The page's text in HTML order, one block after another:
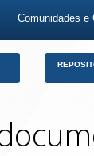
Comunidades e